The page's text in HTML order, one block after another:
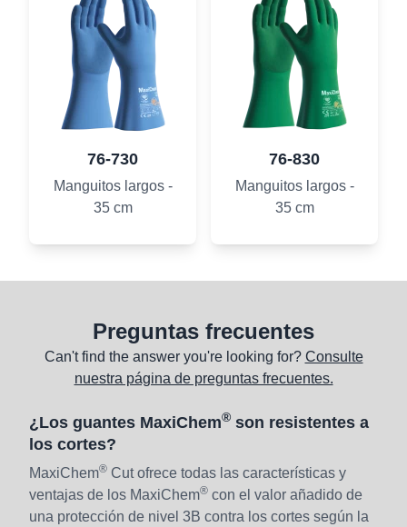
76-730
Manguitos largos -
35 cm
76-830
Manguitos largos -
35 cm
Preguntas frecuentes
Can't find the answer you're looking for? Consulte
nuestra página de preguntas frecuentes.
¿Los guantes MaxiChem® son resistentes a
los cortes?
MaxiChem® Cut ofrece todas las características y
ventajas de los MaxiChem® con el valor añadido de
una protección de nivel 3B contra los cortes según la